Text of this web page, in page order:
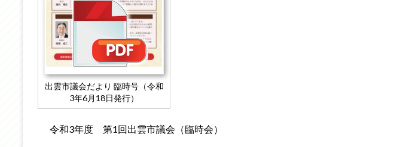
出雲市議会だより 臨時号（令和
3年6月18日発行）
令和3年度 第1回出雲市議会（臨時会）